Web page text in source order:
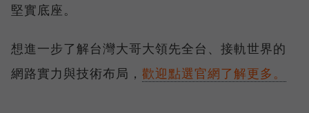
堅實底座。
想進一步了解台灣大哥大領先全台、接軌世界的
網路實力與技術布局， 歡迎點選官網了解更多。